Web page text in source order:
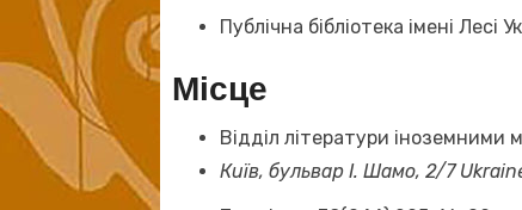
Публічна бібліотека імені Лесі
Місце
Відділ літератури іноземними
Київ, бульвар І. Шамо, 2/7